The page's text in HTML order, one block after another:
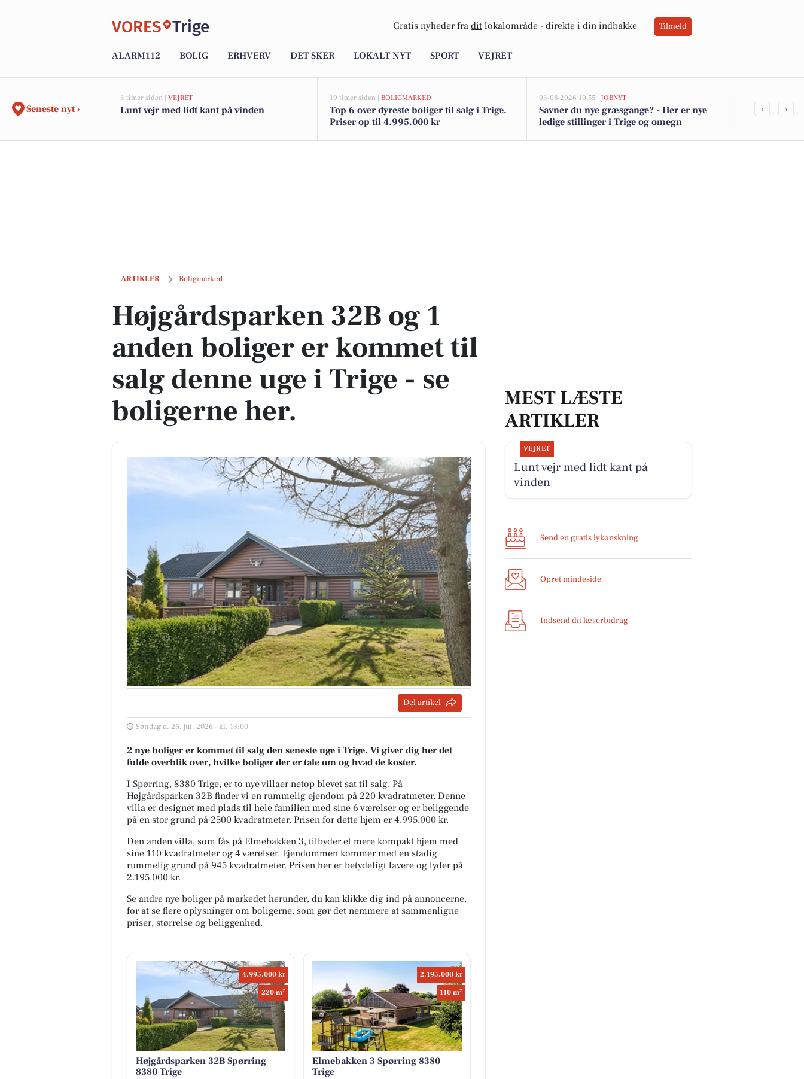
VORES Trige Gratis nyheder fra dit lokalområde - direkte i din indbakke Tilmeld
ALARM112 BOLIG ERHVERV DET SKER LOKALT NYT SPORT VEJRET
Seneste nyt ›
3 timer siden | VEJRET
Lunt vejr med lidt kant på vinden
19 timer siden | BOLIGMARKED
Top 6 over dyreste boliger til salg i Trige.
Priser op til 4.995.000 kr
03-08-2026 10:55 | JOBNYT
Savner du nye græsgange? - Her er nye
ledige stillinger i Trige og omegn
Ambitiøs
‹ ›
ARTIKLER Boligmarked
Højgårdsparken 32B og 1 anden boliger er kommet til salg denne uge i Trige - se boligerne her.
Højgårdsparken 32B og 1
anden boliger er kommet til
salg denne uge i Trige - se
boligerne her.
Del artikel
Søndag d. 26. jul. 2026 - kl. 13:00
2 nye boliger er kommet til salg den seneste uge i Trige. Vi giver dig her det
fulde overblik over, hvilke boliger der er tale om og hvad de koster.
I Spørring, 8380 Trige, er to nye villaer netop blevet sat til salg. På
Højgårdsparken 32B finder vi en rummelig ejendom på 220 kvadratmeter. Denne
villa er designet med plads til hele familien med sine 6 værelser og er beliggende
på en stor grund på 2500 kvadratmeter. Prisen for dette hjem er 4.995.000 kr.
Den anden villa, som fås på Elmebakken 3, tilbyder et mere kompakt hjem med
sine 110 kvadratmeter og 4 værelser. Ejendommen kommer med en stadig
rummelig grund på 945 kvadratmeter. Prisen her er betydeligt lavere og lyder på
2.195.000 kr.
Se andre nye boliger på markedet herunder, du kan klikke dig ind på annoncerne,
for at se flere oplysninger om boligerne, som gør det nemmere at sammenligne
priser, størrelse og beliggenhed.
4.995.000 kr
220 m2
Højgårdsparken 32B Spørring
8380 Trige
2.195.000 kr
110 m2
Elmebakken 3 Spørring 8380
Trige
MEST LÆSTE
ARTIKLER
VEJRET
Lunt vejr med lidt kant på
vinden
Send en gratis lykønskning
Opret mindeside
Indsend dit læserbidrag